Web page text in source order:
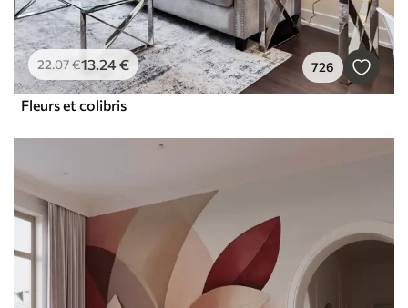
22.07€13.24€ 726
Fleurs et colibris